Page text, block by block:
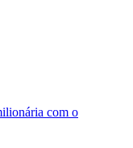
com o